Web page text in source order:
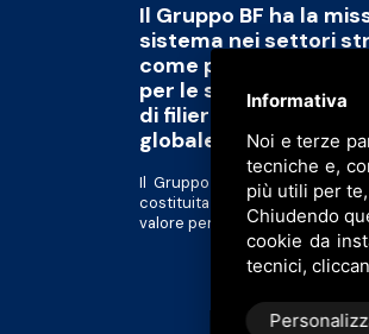
Il Gruppo BF ha la
sistema nei settori
come polo di
per le sfide del futuro
di filiera di qualità,
globale
Il Gruppo BF è divenuto una
costituita da realtà tra loro
valore per gli azionisti e tutti gli
Informativa
Noi e terze
tecniche e,
più utili per
Chiudendo
cookie da
tecnici,